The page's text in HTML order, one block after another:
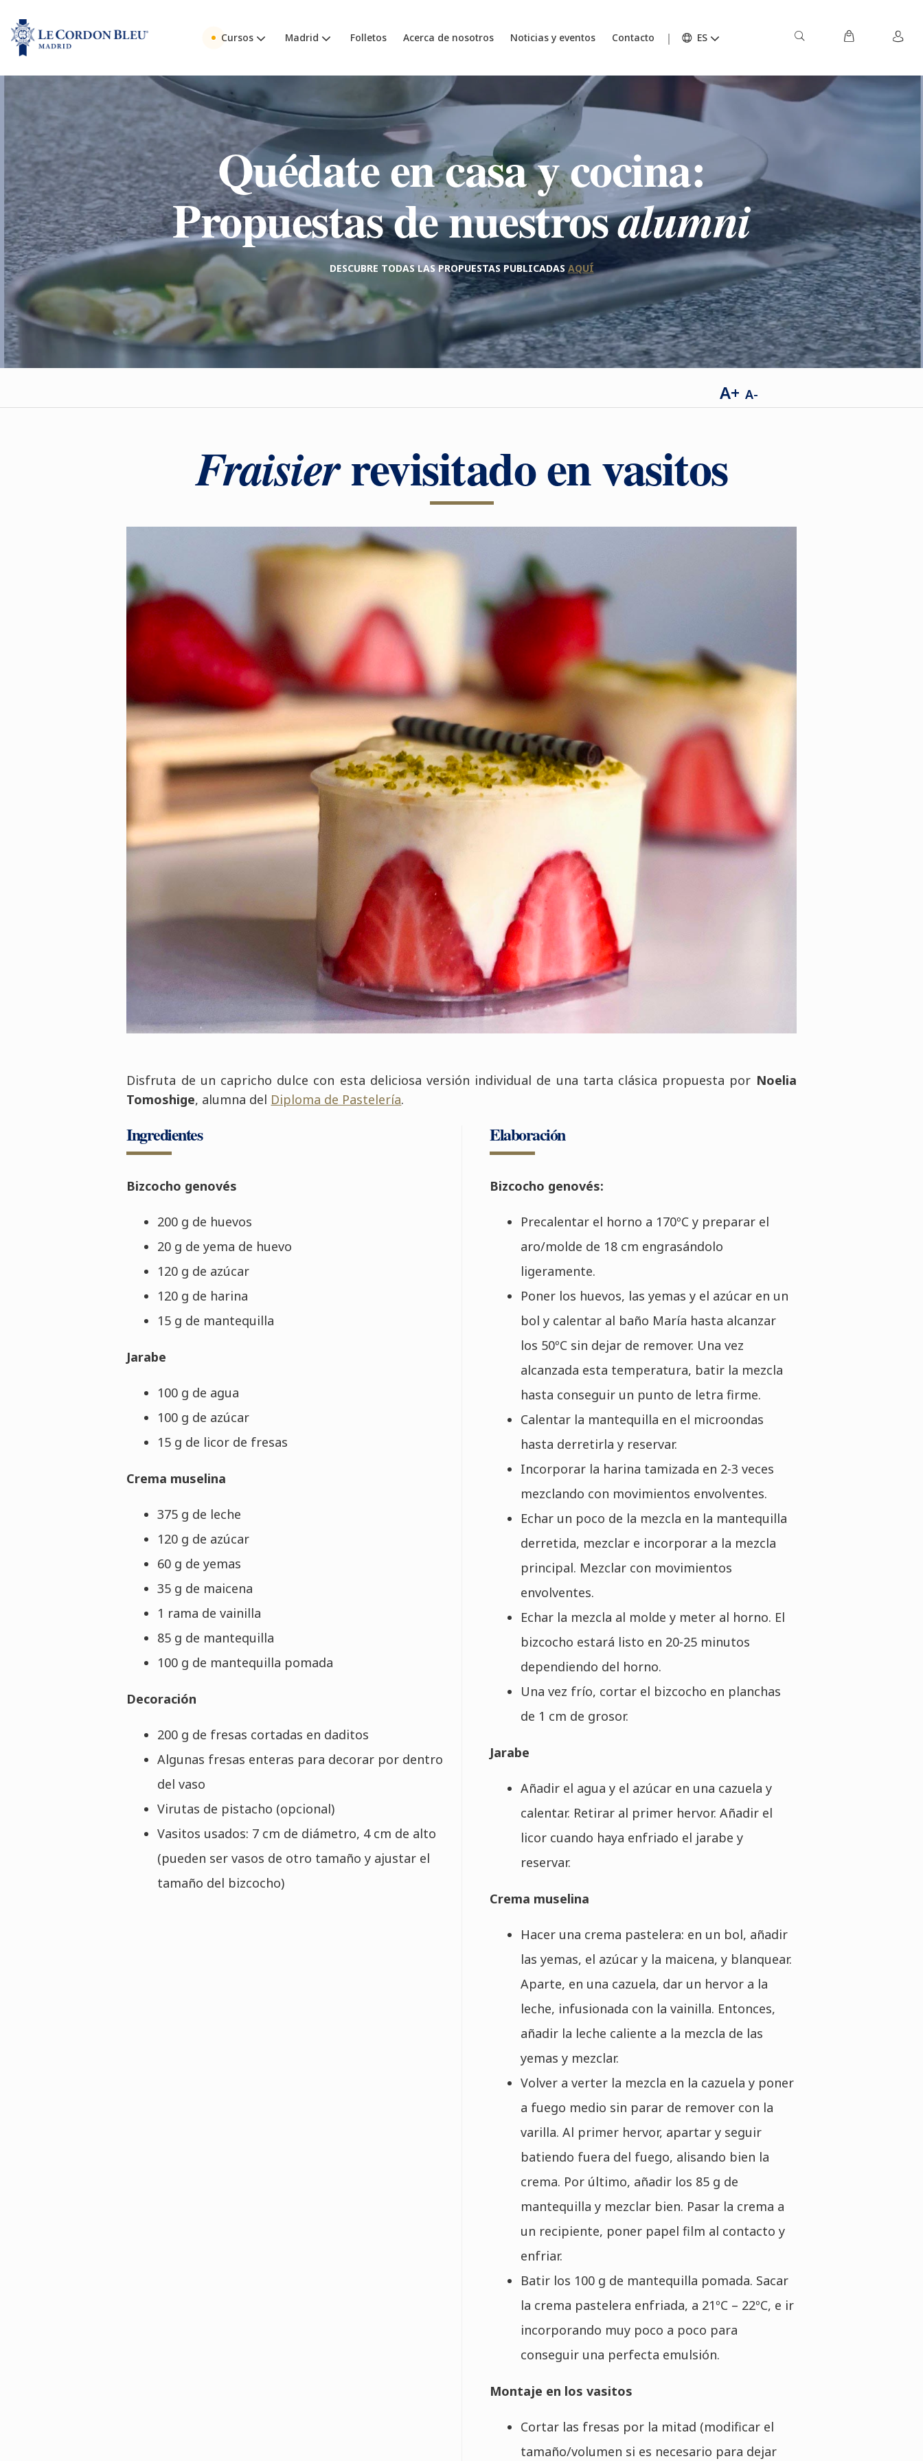
Cursos Madrid Folletos Acerca de nosotros Noticias y eventos Contacto ES
Quédate en casa y cocina:
Propuestas de nuestrosalumni
DESCUBRE TODAS LAS PROPUESTAS PUBLICADAS AQUÍ
A+ A-
Fraisierrevisitado en vasitos
Disfruta de un capricho dulce con esta deliciosa versión individual de una tarta clásica propuesta por Noelia
Tomoshige, alumna del Diploma de Pastelería.
Ingredientes
Bizcocho genovés
200 g de huevos
20 g de yema de huevo
120 g de azúcar
120 g de harina
15 g de mantequilla
Jarabe
100 g de agua
100 g de azúcar
15 g de licor de fresas
Crema muselina
375 g de leche
120 g de azúcar
60 g de yemas
35 g de maicena
1 rama de vainilla
85 g de mantequilla
100 g de mantequilla pomada
Decoración
200 g de fresas cortadas en daditos
Algunas fresas enteras para decorar por dentro
del vaso
Virutas de pistacho (opcional)
Vasitos usados: 7 cm de diámetro, 4 cm de alto
(pueden ser vasos de otro tamaño y ajustar el
tamaño del bizcocho)
Elaboración
Bizcocho genovés:
Precalentar el horno a 170ºC y preparar el
aro/molde de 18 cm engrasándolo
ligeramente.
Poner los huevos, las yemas y el azúcar en un
bol y calentar al baño María hasta alcanzar
los 50ºC sin dejar de remover. Una vez
alcanzada esta temperatura, batir la mezcla
hasta conseguir un punto de letra firme.
Calentar la mantequilla en el microondas
hasta derretirla y reservar.
Incorporar la harina tamizada en 2-3 veces
mezclando con movimientos envolventes.
Echar un poco de la mezcla en la mantequilla
derretida, mezclar e incorporar a la mezcla
principal. Mezclar con movimientos
envolventes.
Echar la mezcla al molde y meter al horno. El
bizcocho estará listo en 20-25 minutos
dependiendo del horno.
Una vez frío, cortar el bizcocho en planchas
de 1 cm de grosor.
Jarabe
Añadir el agua y el azúcar en una cazuela y
calentar. Retirar al primer hervor. Añadir el
licor cuando haya enfriado el jarabe y
reservar.
Crema muselina
Hacer una crema pastelera: en un bol, añadir
las yemas, el azúcar y la maicena, y blanquear.
Aparte, en una cazuela, dar un hervor a la
leche, infusionada con la vainilla. Entonces,
añadir la leche caliente a la mezcla de las
yemas y mezclar.
Volver a verter la mezcla en la cazuela y poner
a fuego medio sin parar de remover con la
varilla. Al primer hervor, apartar y seguir
batiendo fuera del fuego, alisando bien la
crema. Por último, añadir los 85 g de
mantequilla y mezclar bien. Pasar la crema a
un recipiente, poner papel film al contacto y
enfriar.
Batir los 100 g de mantequilla pomada. Sacar
la crema pastelera enfriada, a 21ºC – 22ºC, e ir
incorporando muy poco a poco para
conseguir una perfecta emulsión.
Montaje en los vasitos
Cortar las fresas por la mitad (modificar el
tamaño/volumen si es necesario para dejar